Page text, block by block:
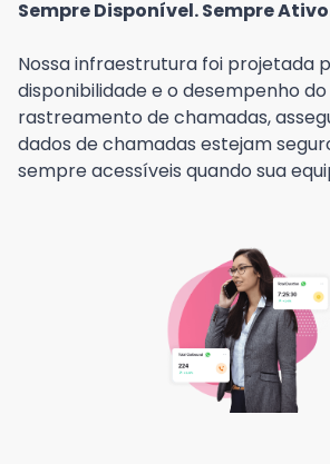
Sempre Disponível. Sempre
Nossa infraestrutura foi projetada
disponibilidade e o desempenho
rastreamento de chamadas,
dados de chamadas estejam
sempre acessíveis quando sua